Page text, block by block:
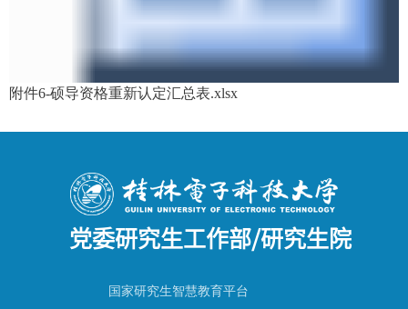
附件6-硕导资格重新认定汇总表.xlsx
党委研究生工作部/研究生院
国家研究生智慧教育平台